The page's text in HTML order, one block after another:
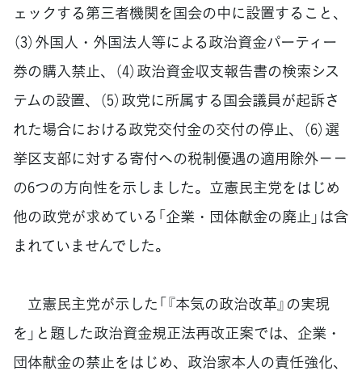
ェックする第三者機関を国会の中に設置すること、
（3）外国人・外国法人等による政治資金パーティー
券の購入禁止、（4）政治資金収支報告書の検索シス
テムの設置、（5）政党に所属する国会議員が起訴さ
れた場合における政党交付金の交付の停止、（6）選
挙区支部に対する寄付への税制優遇の適用除外－－
の6つの方向性を示しました。立憲民主党をはじめ
他の政党が求めている「企業・団体献金の廃止」は含
まれていませんでした。
立憲民主党が示した「『本気の政治改革』の実現
を」と題した政治資金規正法再改正案では、企業・
団体献金の禁止をはじめ、政治家本人の責任強化、